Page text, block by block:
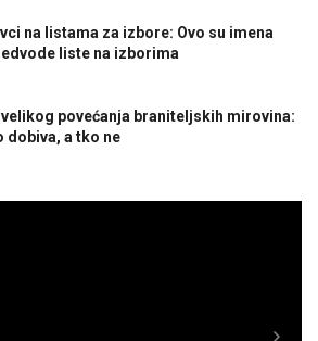
na listama za izbore: Ovo su imena
liste na izborima
velikog povećanja braniteljskih mirovina:
dobiva, a tko ne